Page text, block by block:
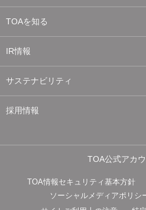
TOAを知る
IR情報
サステナビリティ
採用情報
TOA公式アカ
TOA情報セキュリティ基本方針
ソーシャルメディアポリシ